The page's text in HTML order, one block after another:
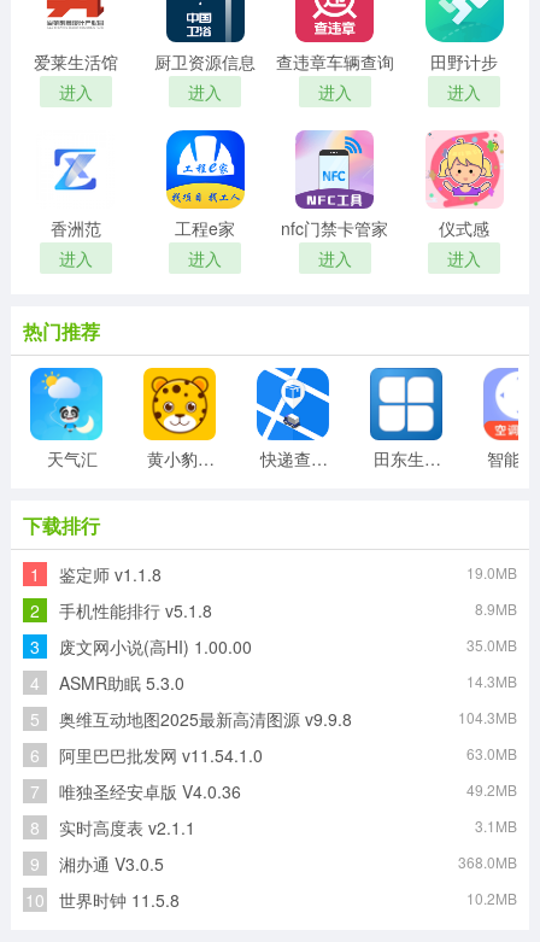
爱莱生活馆
进入
厨卫资源信息
进入
查违章车辆查询
进入
田野计步
进入
香洲范
进入
工程e家
进入
nfc门禁卡管家
进入
仪式感
进入
热门推荐
天气汇 黄小豹招聘 快递查询单号查询 田东生活网
下载排行
1 鉴定师 v1.1.8 19.0MB
2 手机性能排行 v5.1.8 8.9MB
3 废文网小说(高HI) 1.00.00 35.0MB
4 ASMR助眠 5.3.0 14.3MB
5 奥维互动地图2025最新高清图源 v9.9.8 104.3MB
6 阿里巴巴批发网 v11.54.1.0 63.0MB
7 唯独圣经安卓版 V4.0.36 49.2MB
8 实时高度表 v2.1.1 3.1MB
9 湘办通 V3.0.5 368.0MB
10 世界时钟 11.5.8 10.2MB